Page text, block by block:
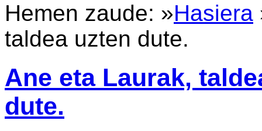
Hemen zaude: »Hasiera
taldea uzten dute.
Ane eta Laurak,
dute.